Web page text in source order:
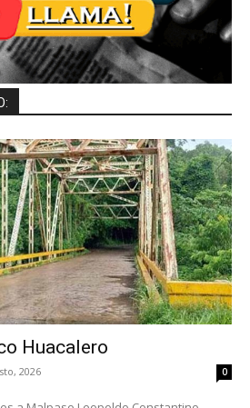
Huacalero
2026 0